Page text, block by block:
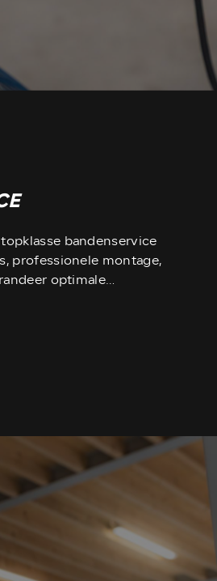
bandenservice
professionele montage,
optimale
jouw banden.